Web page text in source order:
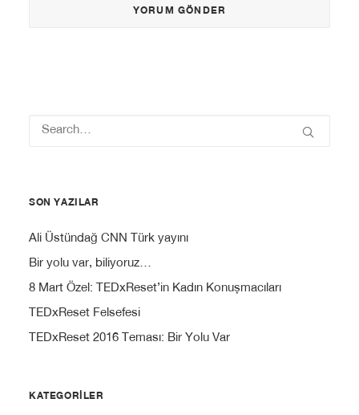
SON YAZILAR
Ali Üstündağ CNN Türk yayını
Bir yolu var, biliyoruz…
8 Mart Özel: TEDxReset’in Kadın Konuşmacıları
TEDxReset Felsefesi
TEDxReset 2016 Teması: Bir Yolu Var
KATEGORILER